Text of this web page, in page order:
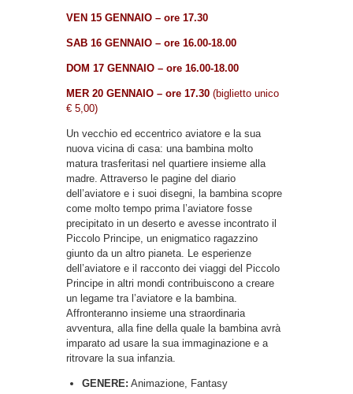
VEN 15 GENNAIO – ore 17.30
SAB 16 GENNAIO – ore 16.00-18.00
DOM 17 GENNAIO – ore 16.00-18.00
MER 20 GENNAIO – ore 17.30 (biglietto unico
€ 5,00)
Un vecchio ed eccentrico aviatore e la sua
nuova vicina di casa: una bambina molto
matura trasferitasi nel quartiere insieme alla
madre. Attraverso le pagine del diario
dell’aviatore e i suoi disegni, la bambina scopre
come molto tempo prima l’aviatore fosse
precipitato in un deserto e avesse incontrato il
Piccolo Principe, un enigmatico ragazzino
giunto da un altro pianeta. Le esperienze
dell’aviatore e il racconto dei viaggi del Piccolo
Principe in altri mondi contribuiscono a creare
un legame tra l’aviatore e la bambina.
Affronteranno insieme una straordinaria
avventura, alla fine della quale la bambina avrà
imparato ad usare la sua immaginazione e a
ritrovare la sua infanzia.
GENERE: Animazione, Fantasy